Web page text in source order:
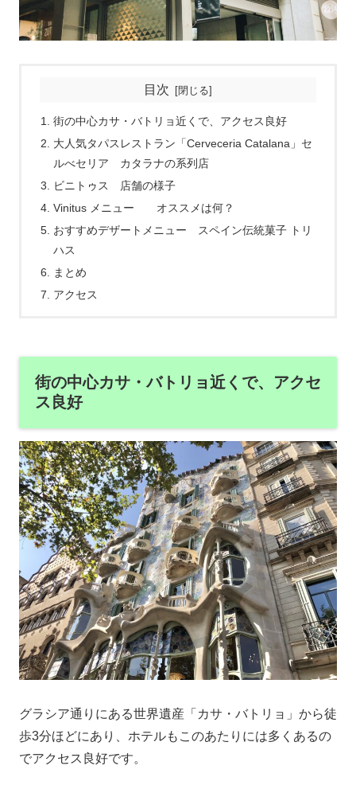
目次
街の中心カサ・バトリョ近くで、アクセス良好
大人気タパスレストラン「Cerveceria Catalana」セ
ルべセリア カタラナの系列店
ビニトゥス 店舗の様子
Vinitus メニュー オススメは何？
おすすめデザートメニュー スペイン伝統菓子 トリ
ハス
まとめ
アクセス
街の中心カサ・バトリョ近くで、アクセ
ス良好
グラシア通りにある世界遺産「カサ・バトリョ」から徒
歩3分ほどにあり、ホテルもこのあたりには多くあるの
でアクセス良好です。